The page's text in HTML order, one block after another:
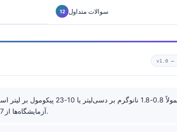
سوالات متداول
v1.0 —
آزمایشگاه‌ها از 0.7-1.7 یا 0.93-1.70 استفاده می‌کنند.